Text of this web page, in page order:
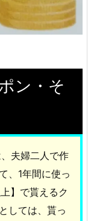
ン・そ
夫婦二人で作
、1年間に使っ
】で貰えるク
しては、貰っ